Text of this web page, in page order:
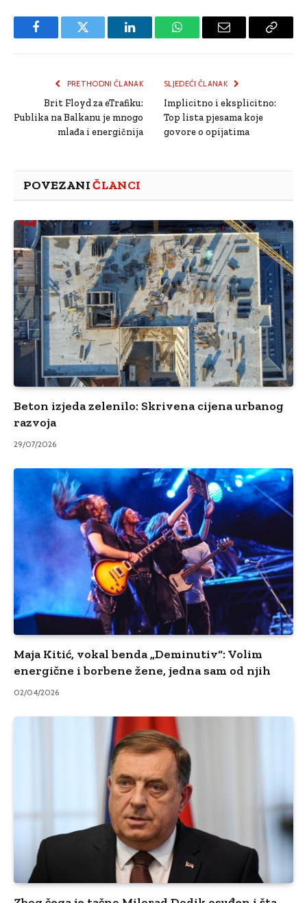
FacebookTwitter LinkedInWhatsAppEmail
Copy
PRETHODNI ČLANAK
Brit Floyd za eTrafiku:
Publika na Balkanu je mnogo
mlađa i energičnija
SLJEDEĆI ČLANAK
Implicitno i eksplicitno:
Top lista pjesama koje
govore o opijatima
POVEZANIČLANCI
Beton izjeda zelenilo: Skrivena cijena urbanog
razvoja
29/07/2026
Maja Kitić, vokal benda „Deminutiv“: Volim
energične i borbene žene, jedna sam od njih
02/04/2026